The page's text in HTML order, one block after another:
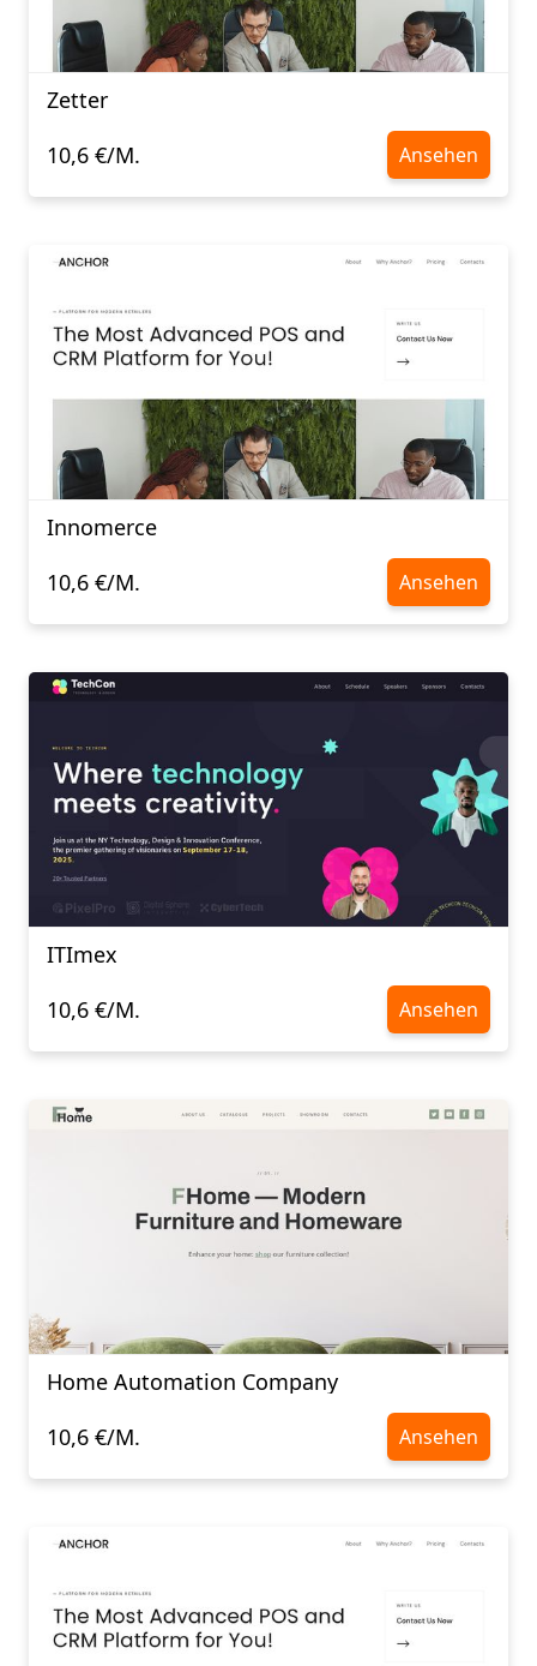
Zetter
10,6 €/M.
Ansehen
Innomerce
10,6 €/M.
Ansehen
ITImex
10,6 €/M.
Ansehen
Home Automation Company
10,6 €/M.
Ansehen